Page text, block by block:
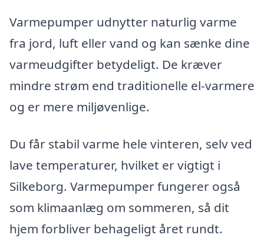
Varmepumper udnytter naturlig varme
fra jord, luft eller vand og kan sænke dine
varmeudgifter betydeligt. De kræver
mindre strøm end traditionelle el-varmere
og er mere miljøvenlige.
Du får stabil varme hele vinteren, selv ved
lave temperaturer, hvilket er vigtigt i
Silkeborg. Varmepumper fungerer også
som klimaanlæg om sommeren, så dit
hjem forbliver behageligt året rundt.